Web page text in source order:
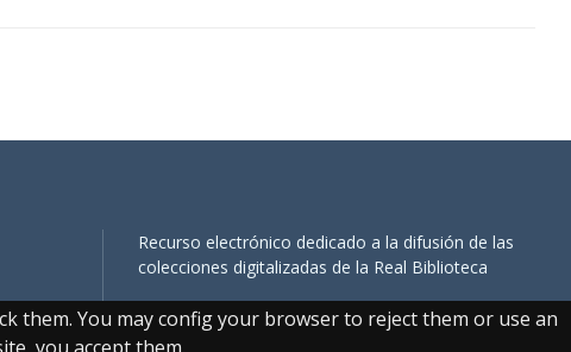
them. You may config your browser to reject them or use an
Recurso electrónico dedicado a la difusión de las
colecciones digitalizadas de la Real Biblioteca